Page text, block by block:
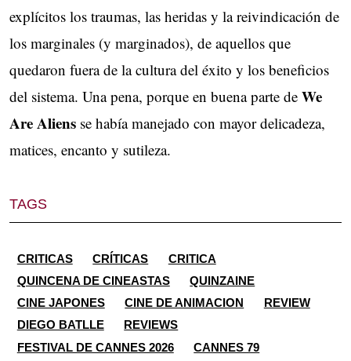
explícitos los traumas, las heridas y la reivindicación de
los marginales (y marginados), de aquellos que
quedaron fuera de la cultura del éxito y los beneficios
del sistema. Una pena, porque en buena parte de We
Are Aliens se había manejado con mayor delicadeza,
matices, encanto y sutileza.
TAGS
CRITICAS CRÍTICAS
CRITICA
QUINCENA DE CINEASTAS
QUINZAINE
CINE JAPONES
CINE DE ANIMACION
REVIEW
DIEGO BATLLE
REVIEWS
FESTIVAL DE CANNES 2026
CANNES 79